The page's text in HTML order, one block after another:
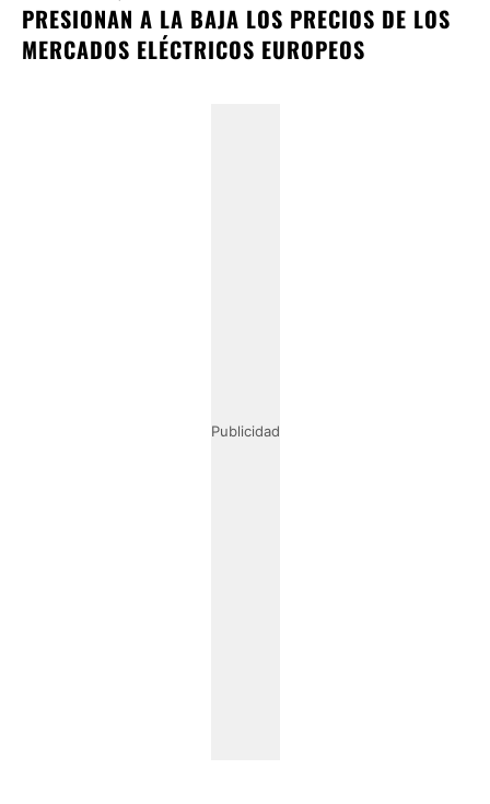
PRESIONAN A LA BAJA LOS PRECIOS DE LOS
MERCADOS ELÉCTRICOS EUROPEOS
Publicidad